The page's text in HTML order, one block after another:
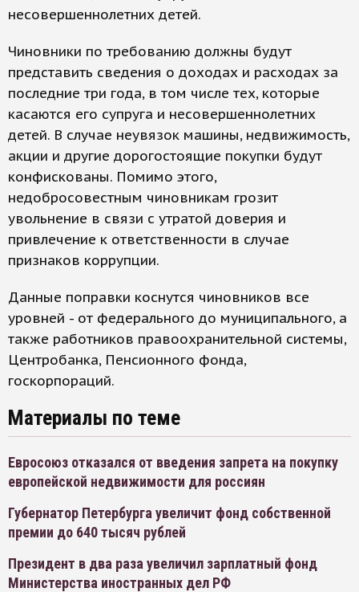
несовершеннолетних детей.
Чиновники по требованию должны будут
представить сведения о доходах и расходах за
последние три года, в том числе тех, которые
касаются его супруга и несовершеннолетних
детей. В случае неувязок машины, недвижимость,
акции и другие дорогостоящие покупки будут
конфискованы. Помимо этого,
недобросовестным чиновникам грозит
увольнение в связи с утратой доверия и
привлечение к ответственности в случае
признаков коррупции.
Данные поправки коснутся чиновников все
уровней - от федерального до муниципального, а
также работников правоохранительной системы,
Центробанка, Пенсионного фонда,
госкорпораций.
Материалы по теме
Евросоюз отказался от введения запрета на покупку
европейской недвижимости для россиян
Губернатор Петербурга увеличит фонд собственной
премии до 640 тысяч рублей
Президент в два раза увеличил зарплатный фонд
Министерства иностранных дел РФ